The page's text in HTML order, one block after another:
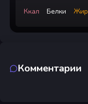
Ккал Белки Жир
Комментарии